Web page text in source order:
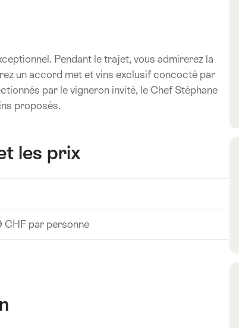
Pendant le trajet, vous admirerez la
un accord met et vins exclusif concocté par
par le vigneron invité, le Chef Stéphane
proposés.
les prix
CHF par personne